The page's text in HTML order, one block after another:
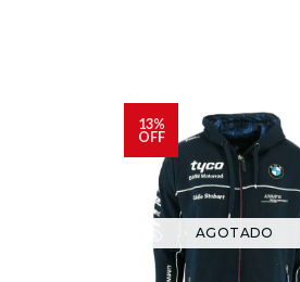
13%
OFF
AGOTADO